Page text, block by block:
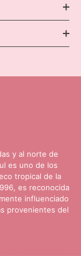
y al norte de
es uno de los
tropical de la
es reconocida
influenciado
provenientes del